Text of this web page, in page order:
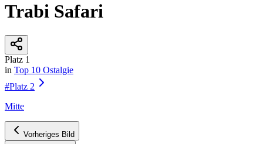
Trabi Safari
Platz 1
in Top 10 Ostalgie
#Platz 2
Mitte
Vorheriges Bild